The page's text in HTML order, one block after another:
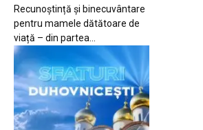
Recunoștință și binecuvântare
pentru mamele dătătoare de
viață – din partea...